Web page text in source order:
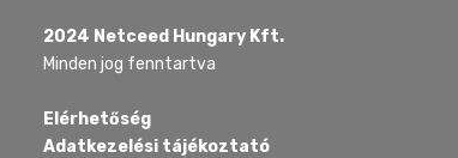
2024 Netceed Hungary Kft.
Minden jog fenntartva
Elérhetőség
Adatkezelési tájékoztató